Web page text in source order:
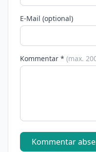
E-Mail (optional)
Kommentar * (max.
Kommentar